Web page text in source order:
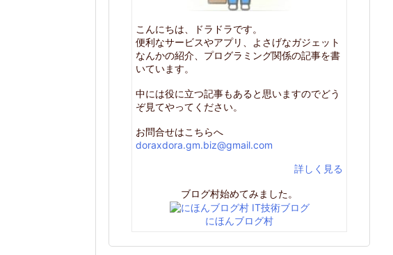
こんにちは、ドラドラです。
便利なサービスやアプリ、よさげなガジェット
なんかの紹介、プログラミング関係の記事を書
いています。
中には役に立つ記事もあると思いますのでどう
ぞ見てやってください。
お問合せはこちらへ
doraxdora.gm.biz@gmail.com
詳しく見る
ブログ村始めてみました。
にほんブログ村